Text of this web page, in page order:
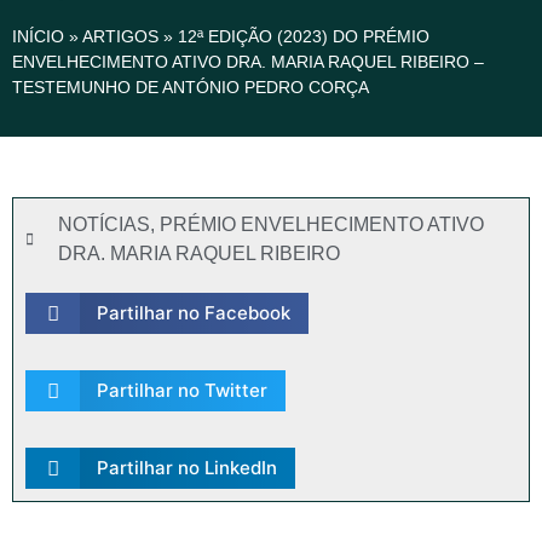
INÍCIO »ARTIGOS » 12ª EDIÇÃO (2023) DO PRÉMIO
ENVELHECIMENTO ATIVO DRA. MARIA RAQUEL RIBEIRO –
TESTEMUNHO DE ANTÓNIO PEDRO CORÇA
NOTÍCIAS, PRÉMIO ENVELHECIMENTO ATIVO
DRA. MARIA RAQUEL RIBEIRO
Partilhar no Facebook
Partilhar no Twitter
Partilhar no LinkedIn